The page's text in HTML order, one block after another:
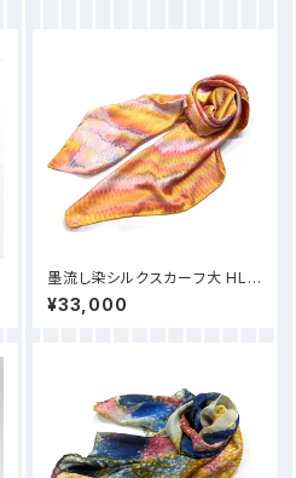
墨流し染シルクスカーフ大 HL0
3_春羽柄
¥33,000